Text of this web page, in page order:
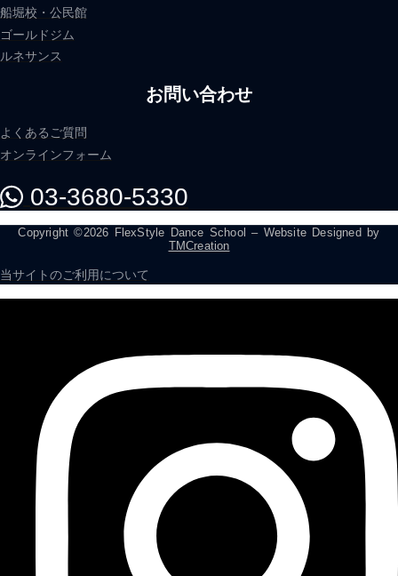
船堀校・公民館
ゴールドジム
ルネサンス
お問い合わせ
よくあるご質問
オンラインフォーム
03-3680-5330
Copyright ©2026 FlexStyle Dance School – Website Designed by
TMCreation
当サイトのご利用について